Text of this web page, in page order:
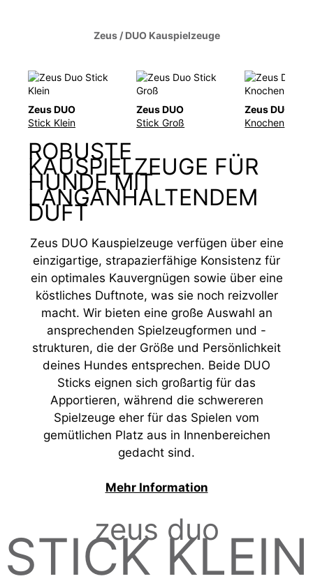
Zeus/ DUO Kauspielzeuge
Zeus DUO
Stick Klein
Zeus DUO
Stick Groß
Zeus DUO
Knochen
ROBUSTE
KAUSPIELZEUGE FÜR
HUNDE MIT
LANGANHALTENDEM
DUFT
Zeus DUO Kauspielzeuge verfügen über eine
einzigartige, strapazierfähige Konsistenz für
ein optimales Kauvergnügen sowie über eine
köstliches Duftnote, was sie noch reizvoller
macht. Wir bieten eine große Auswahl an
ansprechenden Spielzeugformen und -
strukturen, die der Größe und Persönlichkeit
deines Hundes entsprechen. Beide DUO
Sticks eignen sich großartig für das
Apportieren, während die schwereren
Spielzeuge eher für das Spielen vom
gemütlichen Platz aus in Innenbereichen
gedacht sind.
Mehr Information
zeus duo
STICK KLEIN